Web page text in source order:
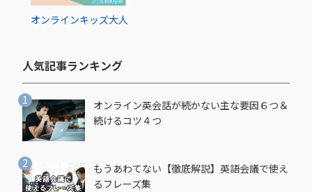
オンラインキッズ大人
人気記事ランキング​
オンライン英会話が続かない主な要因６つ＆
続けるコツ４つ
もうあわてない【徹底解説】英語会議で使え
るフレーズ集